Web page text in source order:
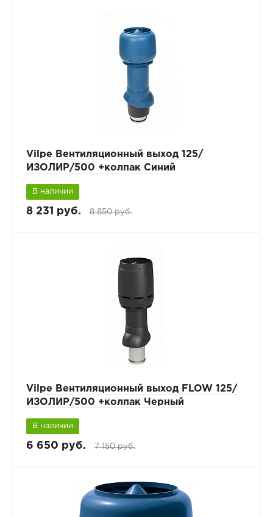
Vilpe Вентиляционный выход 125/
ИЗОЛИР/500 +колпак Синий
В наличии
8 231 руб. 8 850 руб.
Vilpe Вентиляционный выход FLOW 125/
ИЗОЛИР/500 +колпак Черный
В наличии
6 650 руб. 7 150 руб.